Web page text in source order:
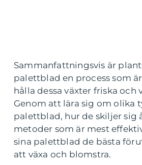
Sammanfattningsvis är
palettblad en process som
hålla dessa växter friska och
Genom att lära sig om olika
palettblad, hur de skiljer sig
metoder som är mest
sina palettblad de bästa
att växa och blomstra.